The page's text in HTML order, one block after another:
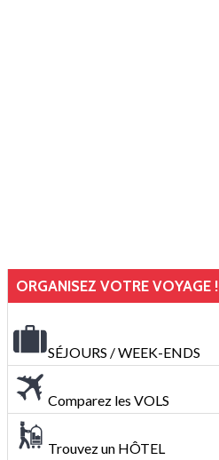
ORGANISEZ VOTRE VOYAGE !
SÉJOURS / WEEK-ENDS
Comparez les VOLS
Trouvez un HÔTEL